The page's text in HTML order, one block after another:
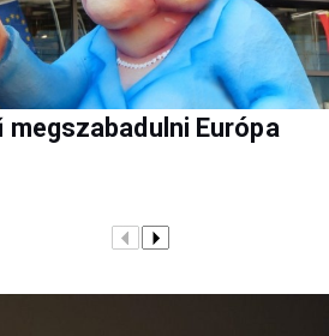
megszabadulni Európa